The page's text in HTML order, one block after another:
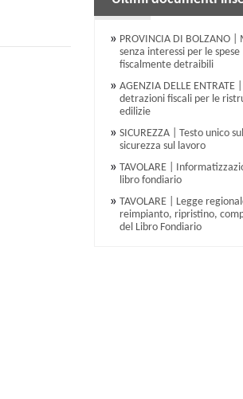
PROVINCIA DI BOLZANO |
senza interessi per le spese
fiscalmente detraibili
AGENZIA DELLE ENTRATE
detrazioni fiscali per le
edilizie
SICUREZZA | Testo unico
sicurezza sul lavoro
TAVOLARE |
libro fondiario
TAVOLARE | Legge
reimpianto, ripristino,
del Libro Fondiario